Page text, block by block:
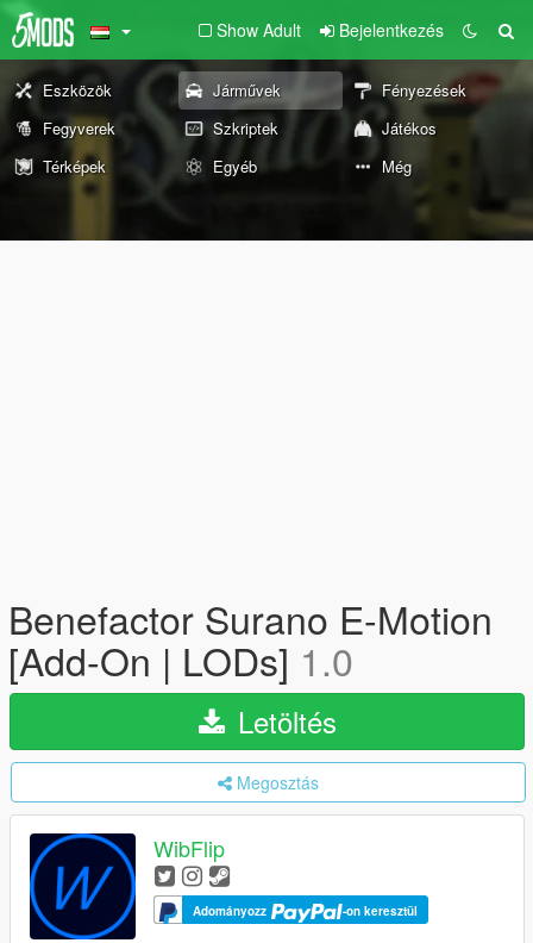
Show Adult Bejelentkezés
Eszközök Járművek
Fényezések
Fegyverek
Szkriptek
Játékos
Térképek
Egyéb Még
Benefactor Surano E-Motion
[Add-On | LODs] 1.0
Letöltés
Megosztás
WibFlip
Adományozz -on keresztül